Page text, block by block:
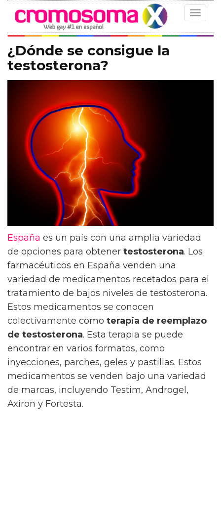
Toggle
¿Dónde se consigue la
testosterona?
España es un país con una amplia variedad
de opciones para obtener testosterona. Los
farmacéuticos en España venden una
variedad de medicamentos recetados para el
tratamiento de bajos niveles de testosterona.
Estos medicamentos se conocen
colectivamente como terapia de reemplazo
de testosterona. Esta terapia se puede
encontrar en varios formatos, como
inyecciones, parches, geles y pastillas. Estos
medicamentos se venden bajo una variedad
de marcas, incluyendo Testim, Androgel,
Axiron y Fortesta.